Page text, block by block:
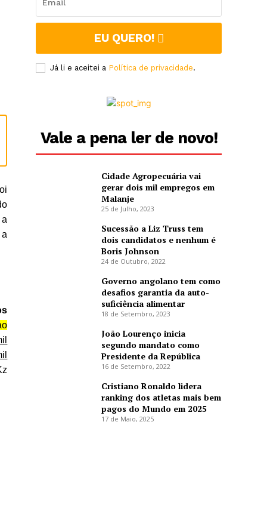
EU QUERO!
Já li e aceitei a Política de privacidade.
Vale a pena ler de novo!
Cidade Agropecuária vai
gerar dois mil empregos em
Malanje
25 de Julho, 2023
Sucessão a Liz Truss tem
dois candidatos e nenhum é
Boris Johnson
24 de Outubro, 2022
Governo angolano tem como
desafios garantia da auto-
suficiência alimentar
18 de Setembro, 2023
João Lourenço inicia
segundo mandato como
Presidente da República
16 de Setembro, 2022
Cristiano Ronaldo lidera
ranking dos atletas mais bem
pagos do Mundo em 2025
17 de Maio, 2025